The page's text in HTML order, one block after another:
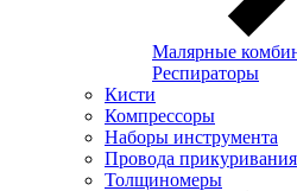
Малярные
Респираторы
Кисти
Компрессоры
Наборы инструмента
Провода прикуривания
Толщиномеры